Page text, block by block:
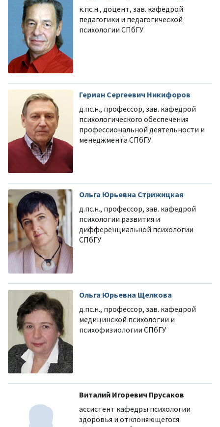
к.пс.н., доцент, зав. кафедрой
педагогики и педагогической
психологии СПбГУ
Герман Сергеевич Никифоров
д.пс.н., профессор, зав. кафедрой
психологического обеспечения
профессиональной деятельности и
менеджмента СПбГУ
Ольга Юрьевна Стрижицкая
д.пс.н., профессор, зав. кафедрой
психологии развития и
дифференциальной психологии
СПбГУ
Ольга Юрьевна Щелкова
д.пс.н., профессор, зав. кафедрой
медицинской психологии и
психофизиологии СПбГУ
Виталий Игоревич Прусаков
ассистент кафедры психологии
здоровья и отклоняющегося